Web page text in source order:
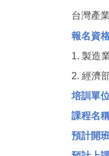
台灣產
報名資
1. 製造
2. 經濟
培訓單位
課程名稱
預計開